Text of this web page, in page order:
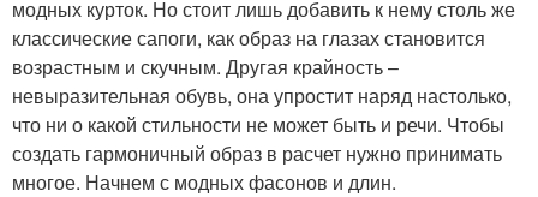
модных курток. Но стоит лишь добавить к нему столь же
классические сапоги, как образ на глазах становится
возрастным и скучным. Другая крайность –
невыразительная обувь, она упростит наряд настолько,
что ни о какой стильности не может быть и речи. Чтобы
создать гармоничный образ в расчет нужно принимать
многое. Начнем с модных фасонов и длин.